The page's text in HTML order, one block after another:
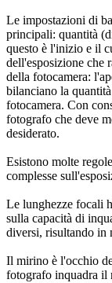
Le impostazioni di
principali: quantità
questo è l'inizio e il
dell'esposizione che
della fotocamera:
bilanciano la
fotocamera. Con
fotografo che deve
desiderato.
Esistono molte
complesse
Le lunghezze focali
sulla capacità di
diversi, risultando in
Il mirino è l'occhio
fotografo inquadra il